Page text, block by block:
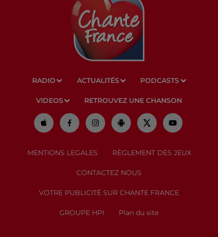
RADIO ACTUALITÉS PODCASTS
VIDEOS RETROUVEZ UNE CHANSON
MENTIONS LEGALES RÈGLEMENT DES JEUX
CONTACTEZ NOUS
VOTRE PUBLICITÉ SUR CHANTE FRANCE
GROUPE HPI Plan du site